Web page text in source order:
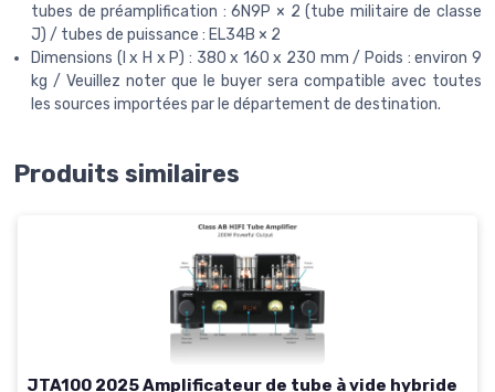
tubes de préamplification : 6N9P × 2 (tube militaire de classe
J) / tubes de puissance : EL34B × 2
Dimensions (l x H x P) : 380 x 160 x 230 mm / Poids : environ 9
kg / Veuillez noter que le buyer sera compatible avec toutes
les sources importées par le département de destination.
Produits similaires
JTA100 2025 Amplificateur de tube à vide hybride